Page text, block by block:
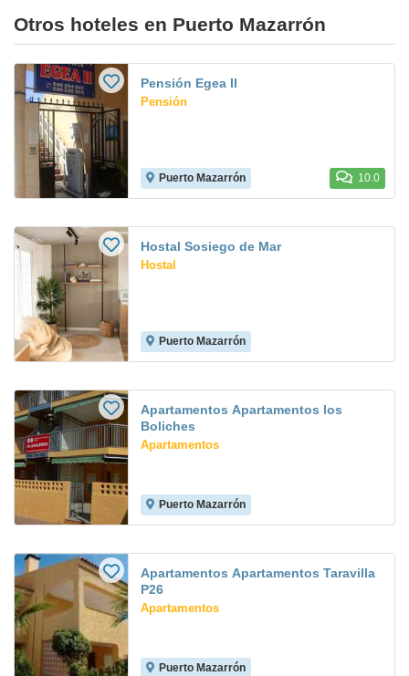
Otros hoteles en Puerto Mazarrón
Pensión Egea II
Pensión
Puerto Mazarrón 10.0
Hostal Sosiego de Mar
Hostal
Puerto Mazarrón
Apartamentos Apartamentos los
Boliches
Apartamentos
Puerto Mazarrón
Apartamentos Apartamentos Taravilla
P26
Apartamentos
Puerto Mazarrón